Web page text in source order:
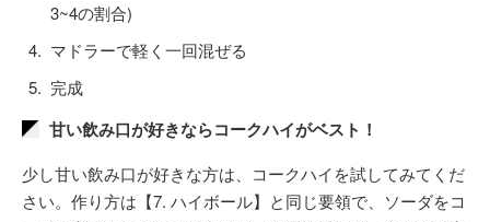
3~4の割合)
マドラーで軽く一回混ぜる
完成
甘い飲み口が好きならコークハイがベスト！
少し甘い飲み口が好きな方は、コークハイを試してみてくだ
さい。作り方は【7. ハイボール】と同じ要領で、ソーダをコ